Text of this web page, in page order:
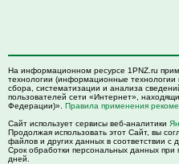
На информационном ресурсе 1PNZ.ru
технологии (информационные
сбора, систематизации и анализа
пользователей сети «Интернет»,
Федерации)». Правила применения
Сайт использует сервисы веб-аналитики
Продолжая использовать этот Сайт, вы
файлов и других данных в соответствии с
Срок обработки персональных данных
дней.